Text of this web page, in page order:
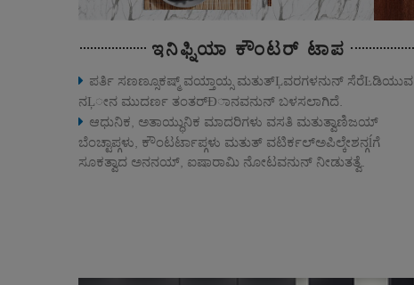
ಇನಿಫ್ನಿಯಾ ಕೌಂಟರ್ ಟಾಪ
ಪರ್ತಿ ಸಣಣ್ಸೂಕಷ್ಮ್ ವಯ್ತಾಯ್ಸ ಮತುತ್Ļವರಗಳನುನ್ ಸೆರೆĿಡಿಯುವ
ನĻೕನ ಮುದರ್ಣ ತಂತರ್Đಾನವನುನ್ ಬಳಸಲಾಗಿದೆ.
ಆಧುನಿಕ, ಅತಾಯ್ಧುನಿಕ ಮಾದರಿಗಳು ವಸತಿ ಮತುತ್ವಾಣಿಜಯ್
ಬೆಂಚ್ಟಾಪ್ಗಳು, ಕೌಂಟರ್ಟಾಪ್ಗಳು ಮತುತ್ ವಟಿರ್ಕಲ್ಅಪಿಲ್ಕೇಶನ್ಗĺಗೆ
ಸೂಕತ್ವಾದ ಅನನಯ್, ಐಷಾರಾಮಿ ನೋಟವನುನ್ ನೀಡುತತ್ವೆ.